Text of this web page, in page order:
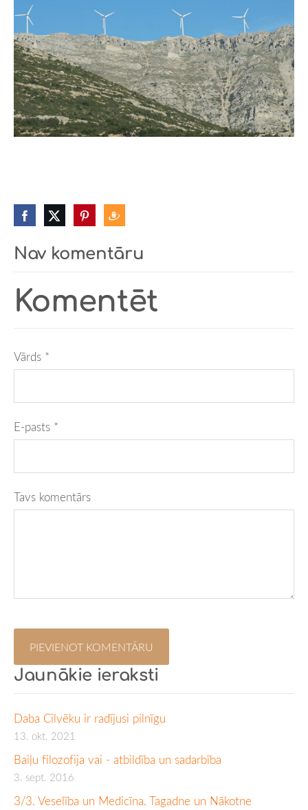
Jaunākie ieraksti
Daba Cilvēku ir radījusi pilnīgu
13. okt. 2021
Baiļu filozofija vai - atbildība un sadarbība
3. sept. 2016
3/3. Veselība un Medicīna. Tagadne un Nākotne
Nav komentāru
Komentēt
Vārds *
E-pasts *
Tavs komentārs